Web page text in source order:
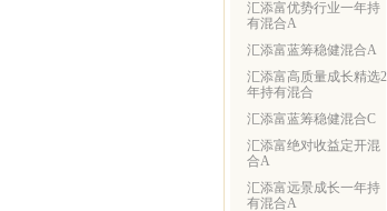
汇添富优势行业一年持
有混合A
汇添富蓝筹稳健混合A
汇添富高质量成长精选2
年持有混合
汇添富蓝筹稳健混合C
汇添富绝对收益定开混
合A
汇添富远景成长一年持
有混合A